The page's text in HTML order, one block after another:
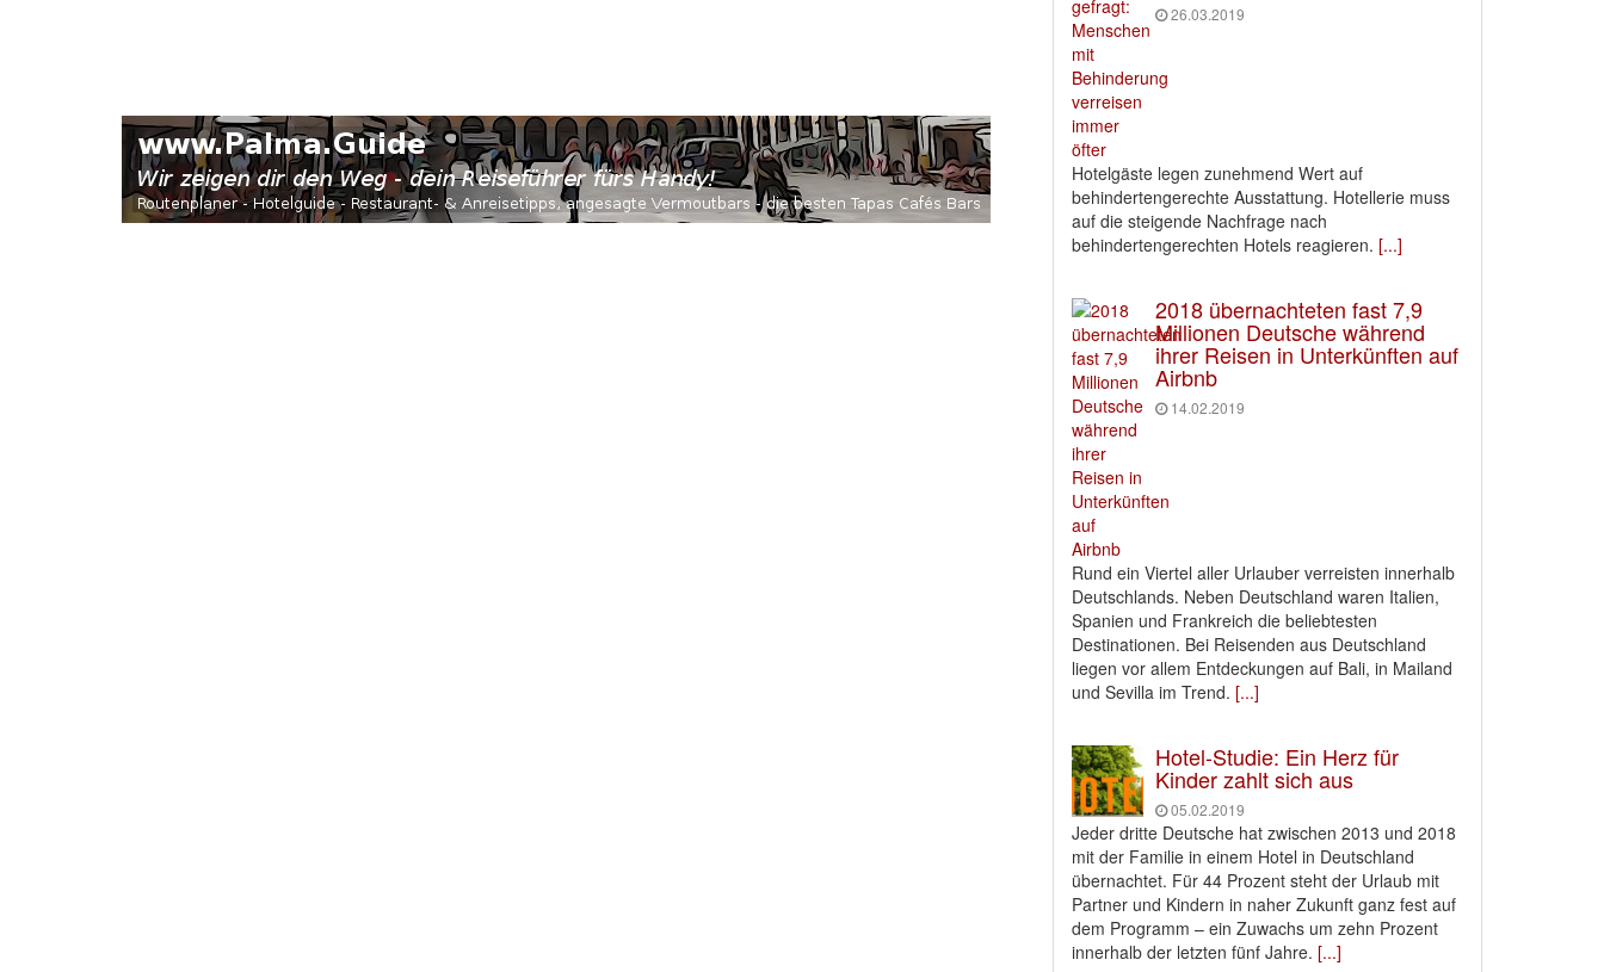
26.03.2019
Hotelgäste legen zunehmend Wert auf
behindertengerechte Ausstattung. Hotellerie muss
auf die steigende Nachfrage nach
behindertengerechten Hotels reagieren. [...]
2018 übernachteten fast 7,9
Millionen Deutsche während
ihrer Reisen in Unterkünften auf
Airbnb
14.02.2019
Rund ein Viertel aller Urlauber verreisten innerhalb
Deutschlands. Neben Deutschland waren Italien,
Spanien und Frankreich die beliebtesten
Destinationen. Bei Reisenden aus Deutschland
liegen vor allem Entdeckungen auf Bali, in Mailand
und Sevilla im Trend. [...]
Hotel-Studie: Ein Herz für
Kinder zahlt sich aus
05.02.2019
Jeder dritte Deutsche hat zwischen 2013 und 2018
mit der Familie in einem Hotel in Deutschland
übernachtet. Für 44 Prozent steht der Urlaub mit
Partner und Kindern in naher Zukunft ganz fest auf
dem Programm – ein Zuwachs um zehn Prozent
innerhalb der letzten fünf Jahre. [...]